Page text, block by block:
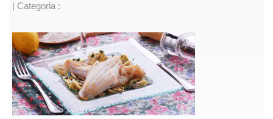
orata
con
carciofi
–
Secondi
| Categoria :